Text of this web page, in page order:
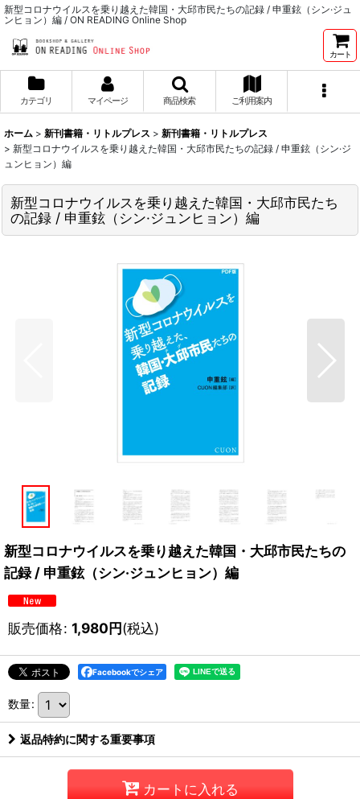
新型コロナウイルスを乗り越えた韓国・大邱市民たちの記録 / 申重鉉（シン·ジュ
ンヒョン）編 / ON READING Online Shop
カート
カテゴリ マイページ 商品検索 ご利用案内
ホーム > 新刊書籍・リトルプレス > 新刊書籍・リトルプレス
> 新型コロナウイルスを乗り越えた韓国・大邱市民たちの記録 / 申重鉉（シン·ジ
ュンヒョン）編
新型コロナウイルスを乗り越えた韓国・大邱市民たち
の記録 / 申重鉉（シン·ジュンヒョン）編
新型コロナウイルスを乗り越えた韓国・大邱市民たちの
記録 / 申重鉉（シン·ジュンヒョン）編
販売価格: 1,980円(税込)
Facebookでシェア
数量:
返品特約に関する重要事項
カートに入れる